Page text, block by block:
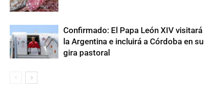
Confirmado: El Papa León XIV visitará
la Argentina e incluirá a Córdoba en su
gira pastoral